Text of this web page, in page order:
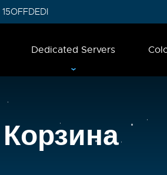
15OFFDEDI
Dedicated Servers
Корзина